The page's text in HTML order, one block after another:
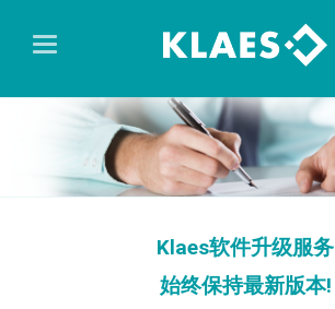
Klaes软件升级服务
始终保持最新版本!